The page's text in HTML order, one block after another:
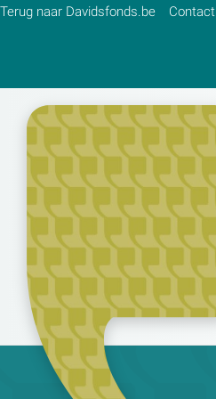
Terug naar Davidsfonds.be Contact
Zoek: